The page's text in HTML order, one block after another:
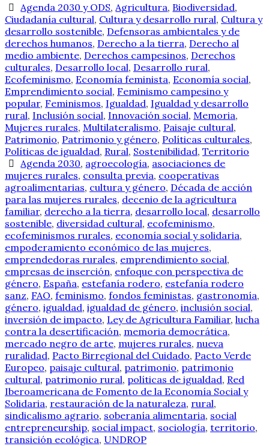
Agenda 2030 y ODS, Agricultura, Biodiversidad,
Ciudadanía cultural, Cultura y desarrollo rural, Cultura y
desarrollo sostenible, Defensoras ambientales y de
derechos humanos, Derecho a la tierra, Derecho al
medio ambiente, Derechos campesinos, Derechos
culturales, Desarrollo local, Desarrollo rural,
Ecofeminismo, Economía feminista, Economía social,
Emprendimiento social, Feminismo campesino y
popular, Feminismos, Igualdad, Igualdad y desarrollo
rural, Inclusión social, Innovación social, Memoria,
Mujeres rurales, Multilateralismo, Paisaje cultural,
Patrimonio, Patrimonio y género, Políticas culturales,
Políticas de igualdad, Rural, Sostenibilidad, Territorio
Agenda 2030, agroecología, asociaciones de
mujeres rurales, consulta previa, cooperativas
agroalimentarias, cultura y género, Década de acción
para las mujeres rurales, decenio de la agricultura
familiar, derecho a la tierra, desarrollo local, desarrollo
sostenible, diversidad cultural, ecofeminismo,
ecofeminismos rurales, economía social y solidaria,
empoderamiento económico de las mujeres,
emprendedoras rurales, emprendimiento social,
empresas de inserción, enfoque con perspectiva de
género, España, estefanía rodero, estefanía rodero
sanz, FAO, feminismo, fondos feministas, gastronomía,
género, igualdad, igualdad de género, inclusión social,
inversión de impacto, Ley de Agricultura Familiar, lucha
contra la desertificación, memoria democrática,
mercado negro de arte, mujeres rurales, nueva
ruralidad, Pacto Birregional del Cuidado, Pacto Verde
Europeo, paisaje cultural, patrimonio, patrimonio
cultural, patrimonio rural, políticas de igualdad, Red
Iberoamericana de Fomento de la Economía Social y
Solidaria, restauración de la naturaleza, rural,
sindicalismo agrario, soberanía alimentaria, social
entrepreneurship, social impact, sociología, territorio,
transición ecológica, UNDROP